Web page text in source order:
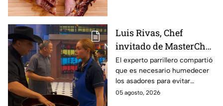
Luis Rivas, Chef
invitado de MasterChef
24/7 destaca la
importancia del agua
para la preparación de
cualquier asado
El experto parrillero compartió
que es necesario humedecer
los asadores para evitar
accidentes
05 agosto, 2026